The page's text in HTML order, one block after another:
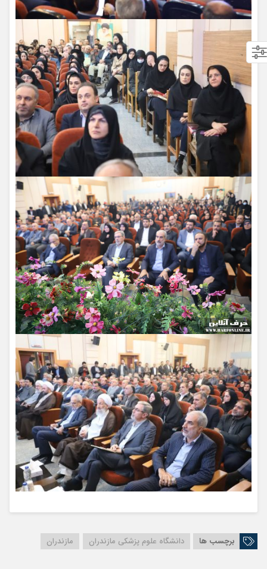
برچسب ها دانشگاه علوم پزشکی مازندران مازندران